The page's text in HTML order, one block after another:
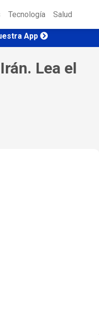
Tecnología Salud
App
Lea el